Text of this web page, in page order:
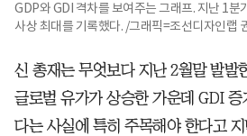
GDP와 GDI 격차를 보여주는 그래프. 지난 1
사상 최대를 기록했다. /그래픽=조선디자인랩
신 총재는 무엇보다 지난 2월말 발발
글로벌 유가가 상승한 가운데 GDI
다는 사실에 특히 주목해야 한다고